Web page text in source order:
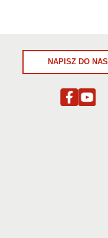
NAPISZ DO NAS